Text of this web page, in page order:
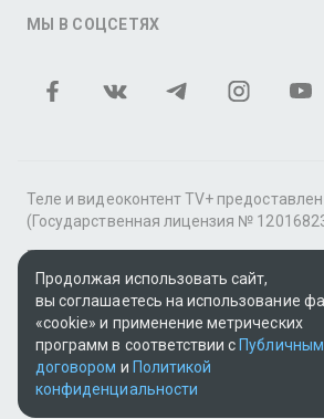
МЫ В СОЦСЕТЯХ
Теле и видеоконтент TV+
(Государственная лицензия №
В рамках услуги «Видео по подписке»
фильмов и сериалов tv+» контент
онлайн-кинотеатром MEGOGO.
Поддержка: tvplus@telecom.kz
v3.9.15 | SSR
UUID: 4dd0e161-1e0c-4ebd-bac4-6237168849fe
Продолжая использовать сайт,
вы соглашаетесь на использование
«cookie» и применение метрических
программ в соответствии с Публичным
договором и Политикой
конфиденциальности